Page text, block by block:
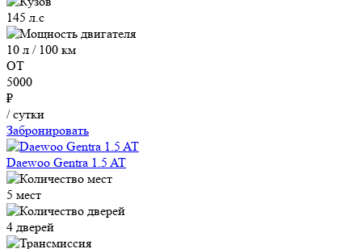
145 л.с
10 л / 100 км
ОТ
5000
₽
/ сутки
Забронировать
Daewoo Gentra 1.5 AT
5 мест
4 дверей